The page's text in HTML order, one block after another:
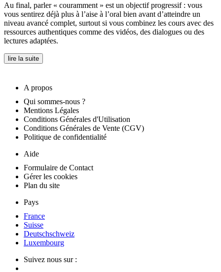
Au final, parler « couramment » est un objectif progressif : vous
vous sentirez déjà plus à l’aise à l’oral bien avant d’atteindre un
niveau avancé complet, surtout si vous combinez les cours avec des
ressources authentiques comme des vidéos, des dialogues ou des
lectures adaptées.
lire la suite
A propos
Qui sommes-nous ?
Mentions Légales
Conditions Générales d'Utilisation
Conditions Générales de Vente (CGV)
Politique de confidentialité
Aide
Formulaire de Contact
Gérer les cookies
Plan du site
Pays
France
Suisse
Deutschschweiz
Luxembourg
Suivez nous sur :